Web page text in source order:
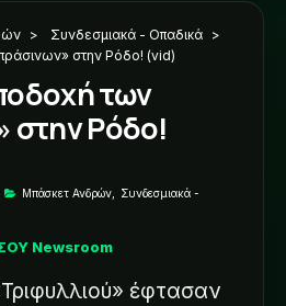
> Συνδεσμιακά - Οπαδικά >
στην Ρόδο! (vid)
των
στην Ρόδο!
Μπάσκετ Ανδρών
Συνδεσμιακά -
Newsroom
έφτασαν